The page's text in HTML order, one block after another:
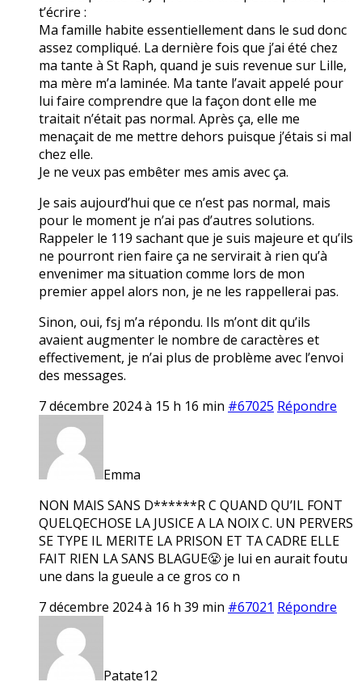
t’écrire :
Ma famille habite essentiellement dans le sud donc
assez compliqué. La dernière fois que j’ai été chez
ma tante à St Raph, quand je suis revenue sur Lille,
ma mère m’a laminée. Ma tante l’avait appelé pour
lui faire comprendre que la façon dont elle me
traitait n’était pas normal. Après ça, elle me
menaçait de me mettre dehors puisque j’étais si mal
chez elle.
Je ne veux pas embêter mes amis avec ça.
Je sais aujourd’hui que ce n’est pas normal, mais
pour le moment je n’ai pas d’autres solutions.
Rappeler le 119 sachant que je suis majeure et qu’ils
ne pourront rien faire ça ne servirait à rien qu’à
envenimer ma situation comme lors de mon
premier appel alors non, je ne les rappellerai pas.
Sinon, oui, fsj m’a répondu. Ils m’ont dit qu’ils
avaient augmenter le nombre de caractères et
effectivement, je n’ai plus de problème avec l’envoi
des messages.
7 décembre 2024 à 15 h 16 min #67025 Répondre
Emma
NON MAIS SANS D******R C QUAND QU’IL FONT
QUELQECHOSE LA JUSICE A LA NOIX C. UN PERVERS
SE TYPE IL MERITE LA PRISON ET TA CADRE ELLE
FAIT RIEN LA SANS BLAGUE😤 je lui en aurait foutu
une dans la gueule a ce gros co n
7 décembre 2024 à 16 h 39 min #67021 Répondre
Patate12